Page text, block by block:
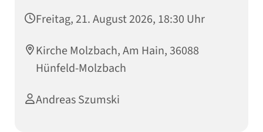
Freitag, 21. August 2026, 18:30 Uhr
Kirche Molzbach, Am Hain, 36088
Hünfeld-Molzbach
Andreas Szumski